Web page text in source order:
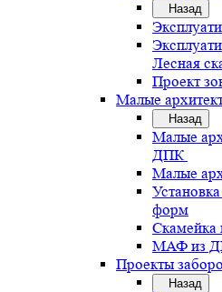
Назад
Лесная
Проект
Малые
Назад
Малые
ДПК
Малые
форм
МАФ из
Проекты
Назад